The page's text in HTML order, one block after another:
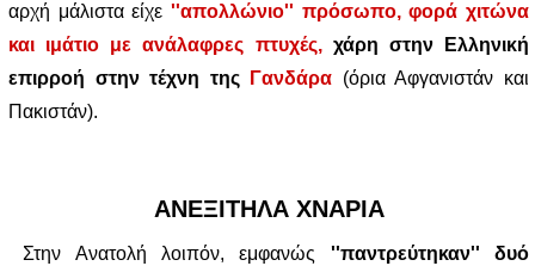
αρχή μάλιστα είχε ''απολλώνιο'' πρόσωπο, φορά χιτώνα
και ιμάτιο με ανάλαφρες πτυχές,χάρη στην Ελληνική
επιρροή στην τέχνη της
Γανδάρα (όρια Αφγανιστάν και
Πακιστάν).
ΑΝΕΞΙΤΗΛΑ ΧΝΑΡΙΑ
Στην Ανατολή λοιπόν, εμφανώς ''παντρεύτηκαν'' δυό